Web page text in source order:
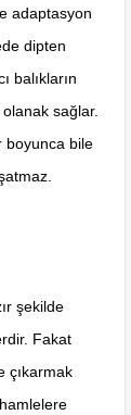
adaptasyon
dipten
balıkların
sağlar.
boyunca bile
şekilde
Fakat
çıkarmak